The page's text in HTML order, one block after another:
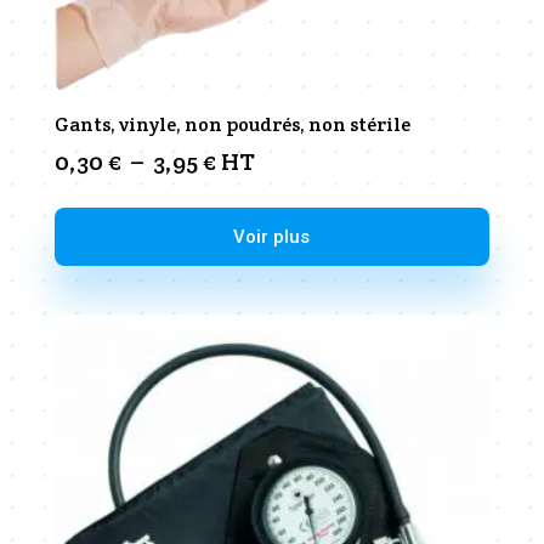
Gants, vinyle, non poudrés, non stérile
0,30€ – 3,95€Plage
de
prix :
0,30 €
3,95 €
HT
Voir plus
Ce
produit
plusieurs
options
peuvent
choisies
sur